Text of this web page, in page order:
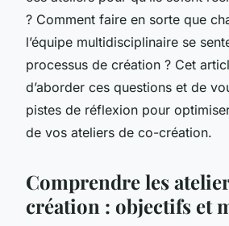
? Comment faire en sorte que
l’équipe multidisciplinaire se
processus de création ? Cet
d’aborder ces questions et de
pistes de réflexion pour
de vos ateliers de co-création.
Comprendre les
création : objectifs et